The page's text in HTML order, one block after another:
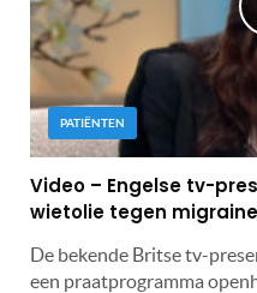
PATIËNTEN
Video – Engelse tv-
wietolie tegen migraine
De bekende Britse tv-
een praatprogramma